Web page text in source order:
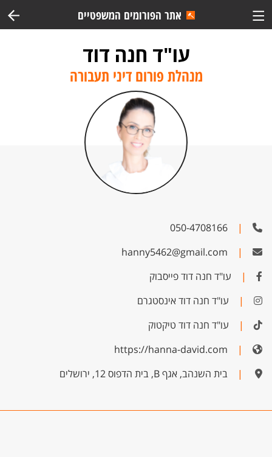
אתר הפורומים המשפטיים
עו"ד חנה דוד
מנהלת פורום דיני תעבורה
|
050-4708166
|
hanny5462@gmail.com
|
עו"ד חנה דוד פייסבוק
|
עו"ד חנה דוד אינסטגרם
|
עו"ד חנה דוד טיקטוק
|
https://hanna-david.com
|
בית השנהב, אגף B, בית הדפוס 12, ירושלים